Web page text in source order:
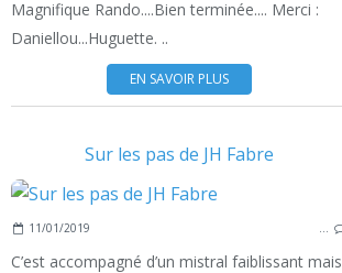
Magnifique Rando....Bien terminée.... Merci :
Daniellou...Huguette. ..
EN SAVOIR PLUS
Sur les pas de JH Fabre
11/01/2019 …
C’est accompagné d’un mistral faiblissant mais
RANDO DOUCE